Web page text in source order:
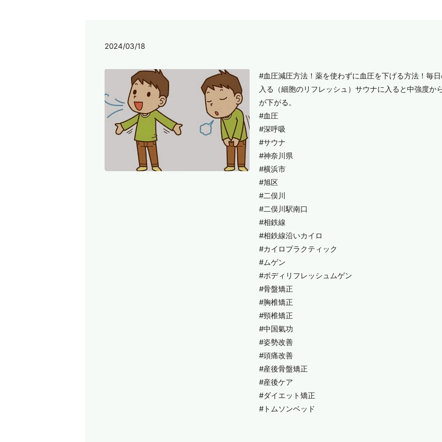
2024/03/18
#血圧減圧方法！薬を使わずに血圧を下げる方法！毎
入る（細胞のリフレッシュ）サウナに入ると中強度か
が下がる。
#血圧
#深呼吸
#サウナ
#神奈川県
#横浜市
#旭区
#二俣川
#二俣川駅南口
#相鉄線
#相鉄線沿いカイロ
#カイロプラクティック
#ムゲン
#ボディリフレッシュムゲン
#骨盤矯正
#胸椎矯正
#頸椎矯正
#中国氣功
#姿勢改善
#頭痛改善
#産後骨盤矯正
#産後ケア
#ダイエット矯正
#トムソンベッド